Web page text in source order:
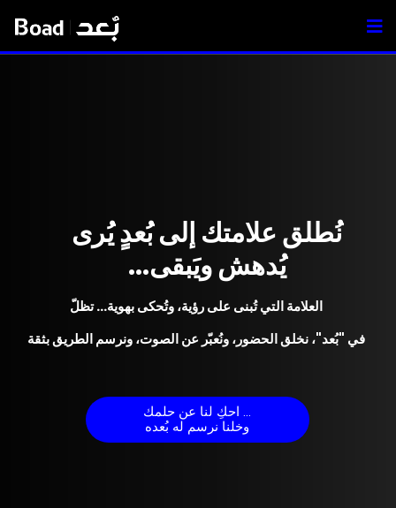
نُطلق علامتك إلى بُعدٍ يُرى
...يُدهش ويَبقى
العلامة التي تُبنى على رؤية، وتُحكى بهوية… تظلّ
في "بُعد"، نخلق الحضور، ونُعبّر عن الصوت، ونرسم الطريق بثقة
احكِ لنا عن حلمك ...
وخلنا نرسم له بُعده